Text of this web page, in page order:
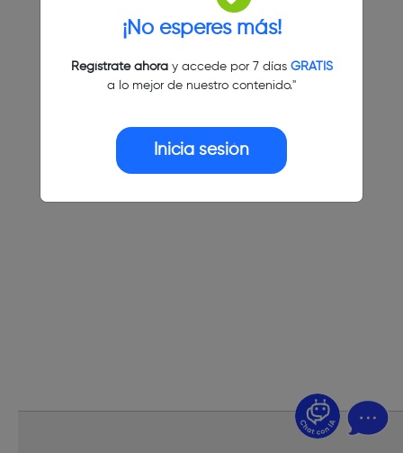
¡No esperes más!
Regístrate ahoray accede por 7 días GRATIS
a lo mejor de nuestro contenido."
Inicia sesión